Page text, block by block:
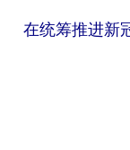
在统筹推进新